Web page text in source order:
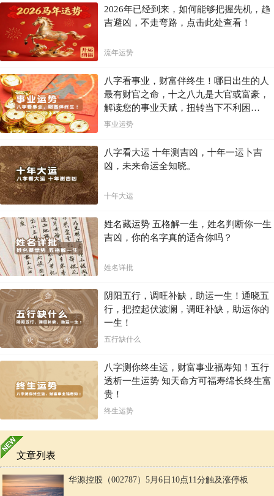
2026年已经到来，如何能够把握先机，趋
吉避凶，不走弯路，点击此处查看！
流年运势
八字看事业，财富伴终生！哪日出生的人
最有财官之命，十之八九是大官或富豪，
解读您的事业天赋，扭转当下不利困
局！！
事业运势
八字看大运 十年测吉凶，十年一运卜吉
凶，未来命运全知晓。
十年大运
姓名藏运势 五格解一生，姓名判断你一生
吉凶，你的名字真的适合你吗？
姓名详批
阴阳五行，调旺补缺，助运一生！通晓五
行，把控起伏波澜，调旺补缺，助运你的
一生！
五行缺什么
八字测你终生运，财富事业福寿知！五行
透析一生运势 知天命方可福寿绵长终生富
贵！
终生运势
文章列表
华源控股（002787）5月6日10点11分触及涨停板